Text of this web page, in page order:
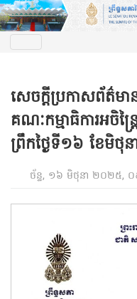
សេចក្តីប្រកាសព័ត៌ម
គណៈកម្មាធិការអចិន្
ព្រឹកថ្ងៃទី១៦ ខែមិថុ
ច័ន្ទ, ១៦ មិថុនា ២០២៥,